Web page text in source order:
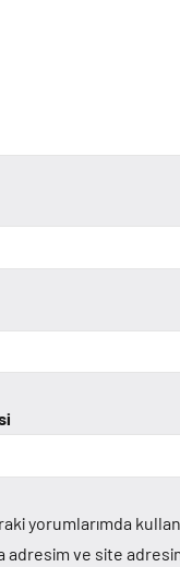
yorumlarımda
adresim ve site